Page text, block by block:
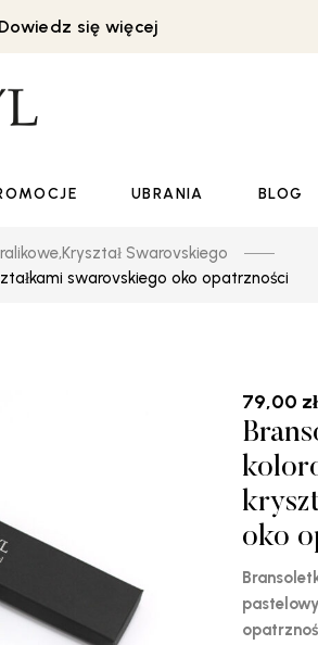
się więcej
UBRANIA BLOG
,Kryształ Swarovskiego
swarovskiego oko opatrzności
79,00 zł
oko